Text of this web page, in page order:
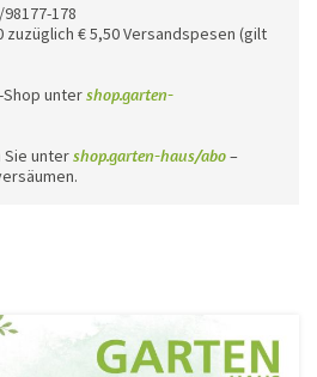
178
€ 5,50 Versandspesen (gilt
Shop untershop.garten-
untershop.garten-haus/abo–